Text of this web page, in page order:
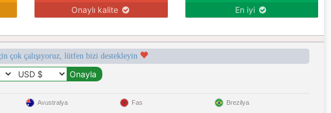
Onaylı kalite En iyi
çok çalışıyoruz, lütfen bizi destekleyin
Avustralya Fas Brezilya